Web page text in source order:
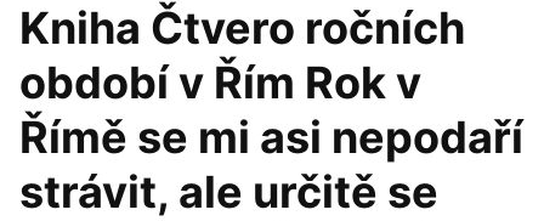
Kniha Čtvero ročních
období v Řím Rok v
Římě se mi asi nepodaří
strávit, ale určitě se